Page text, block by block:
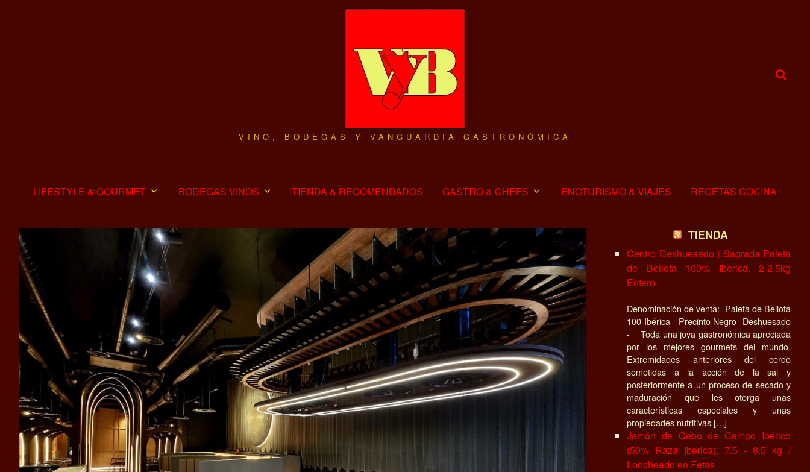
VINO, BODEGAS Y VANGUARDIA GASTRONÓMICA
LIFESTYLE & GOURMET BODEGAS VINOS TIENDA & RECOMENDADOS GASTRO & CHEFS ENOTURISMO & VIAJES RECETAS COCINA
TIENDA
Centro Deshuesado | Sagrada Paleta
de Bellota 100% Ibérica, 2-2.5kg
Entero
Denominación de venta: Paleta de Bellota
100 Ibérica - Precinto Negro- Deshuesado
- Toda una joya gastronómica apreciada
por los mejores gourmets del mundo.
Extremidades anteriores del cerdo
sometidas a la acción de la sal y
posteriormente a un proceso de secado y
maduración que les otorga unas
características especiales y unas
propiedades nutritivas […]
Jamón de Cebo de Campo Ibérico
(50% Raza Ibérica), 7.5 - 8.5 kg /
Loncheado en Fetas